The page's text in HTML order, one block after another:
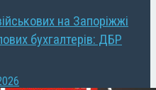
на Запоріжжі
бухгалтерів: ДБР